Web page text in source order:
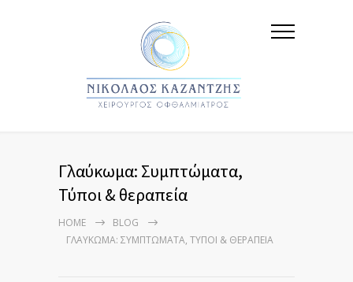
Γλαύκωμα: Συμπτώματα,
Τύποι & θεραπεία
HOME
BLOG
ΓΛΑΎΚΩΜΑ: ΣΥΜΠΤΏΜΑΤΑ, ΤΎΠΟΙ & ΘΕΡΑΠΕΊΑ